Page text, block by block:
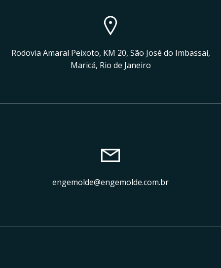
Rodovia Amaral Peixoto, KM 20, São José do Imbassaí,
Maricá, Rio de Janeiro
engemolde@engemolde.com.br